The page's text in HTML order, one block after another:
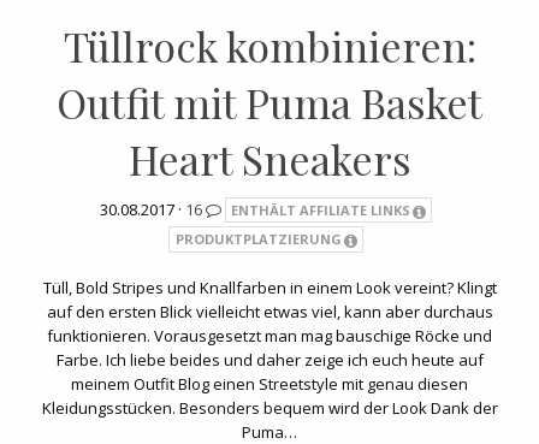
Tüllrock kombinieren:
Outfit mit Puma Basket
Heart Sneakers
30.08.2017 · 16
ENTHÄLT AFFILIATE LINKS
PRODUKTPLATZIERUNG
Tüll, Bold Stripes und Knallfarben in einem Look vereint? Klingt
auf den ersten Blick vielleicht etwas viel, kann aber durchaus
funktionieren. Vorausgesetzt man mag bauschige Röcke und
Farbe. Ich liebe beides und daher zeige ich euch heute auf
meinem Outfit Blog einen Streetstyle mit genau diesen
Kleidungsstücken. Besonders bequem wird der Look Dank der
Puma…